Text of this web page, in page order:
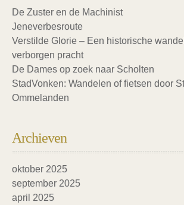
De Zuster en de Machinist
Jeneverbesroute
Verstilde Glorie – Een historische
verborgen pracht
De Dames op zoek naar Scholten
StadVonken: Wandelen of fietsen door
Ommelanden
Archieven
oktober 2025
september 2025
april 2025